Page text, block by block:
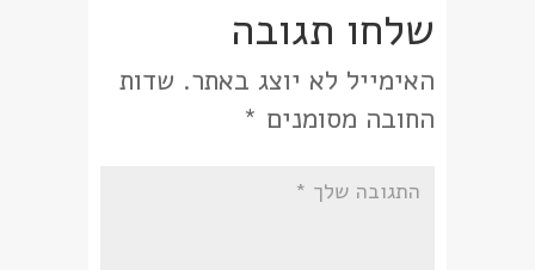
שלחו תגובה
האימייל לא יוצג באתר. שדות
החובה מסומנים *